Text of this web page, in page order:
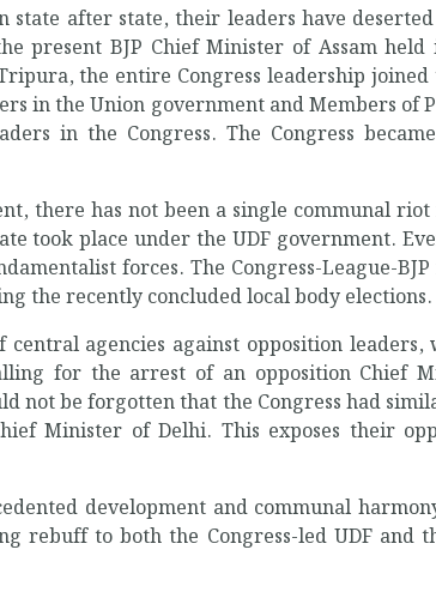
state after state, their leaders have
present BJP Chief Minister of Assam
the entire Congress leadership joined
in the Union government and Members of
in the Congress. The Congress
there has not been a single communal
took place under the UDF government.
forces. The Congress-League-BJP
the recently concluded local body elections.
central agencies against opposition
for the arrest of an opposition Chief
not be forgotten that the Congress had
Minister of Delhi. This exposes their
development and communal
to both the Congress-led UDF and